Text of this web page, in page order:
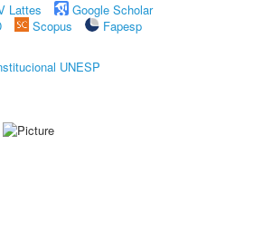
Lattes
Google Scholar
Scopus
Fapesp
UNESP